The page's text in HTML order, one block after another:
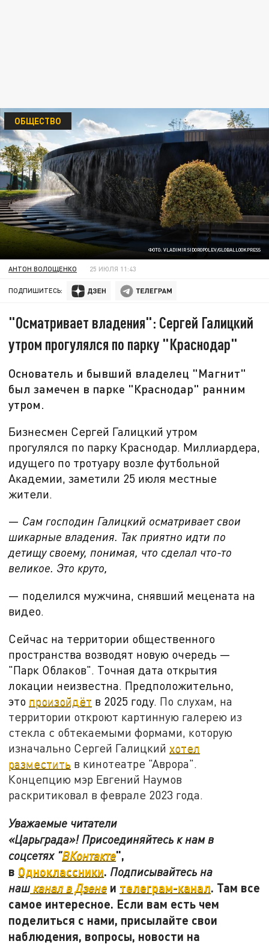
ФОТО: VLADIMIR SIDOROPOLEV/GLOBALLOOKPRESS
ОБЩЕСТВО
АНТОН ВОЛОЩЕНКО 25 ИЮЛЯ 11:43
ПОДПИШИТЕСЬ:
"Осматривает владения": Сергей Галицкий
утром прогулялся по парку "Краснодар"
Основатель и бывший владелец "Магнит"
был замечен в парке "Краснодар" ранним
утром.
Бизнесмен Сергей Галицкий утром
прогулялся по парку Краснодар. Миллиардера,
идущего по тротуару возле футбольной
Академии, заметили 25 июля местные
жители.
— Сам господин Галицкий осматривает свои
шикарные владения. Так приятно идти по
детищу своему, понимая, что сделал что-то
великое. Это круто,
— поделился мужчина, снявший мецената на
видео.
Сейчас на территории общественного
пространства возводят новую очередь —
"Парк Облаков". Точная дата открытия
локации неизвестна. Предположительно,
это произойдёт в 2025 году. По слухам, на
территории откроют картинную галерею из
стекла с обтекаемыми формами, которую
изначально Сергей Галицкий хотел
разместить в кинотеатре "Аврора".
Концепцию мэр Евгений Наумов
раскритиковал в феврале 2023 года.
Уважаемые читатели
«Царьграда»! Присоединяйтесь к нам в
соцсетях "ВКонтакте",
в Одноклассники. Подписывайтесь на
наш канал в Дзене и телеграм-канал. Там все
самое интересное. Если вам есть чем
поделиться с нами, присылайте свои
наблюдения, вопросы, новости на